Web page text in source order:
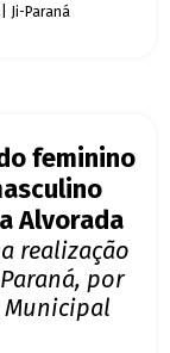
| Ji-Paraná
feminino
Alvorada
realização
por
Municipal